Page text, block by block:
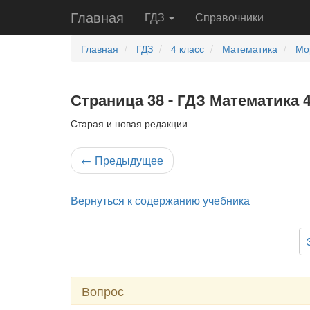
Главная ГДЗ Справочники
Главная ГДЗ 4 класс Математика
Страница 38 - ГДЗ Математика
Старая и новая редакции
← Предыдущее
Вернуться к содержанию учебника
Вопрос